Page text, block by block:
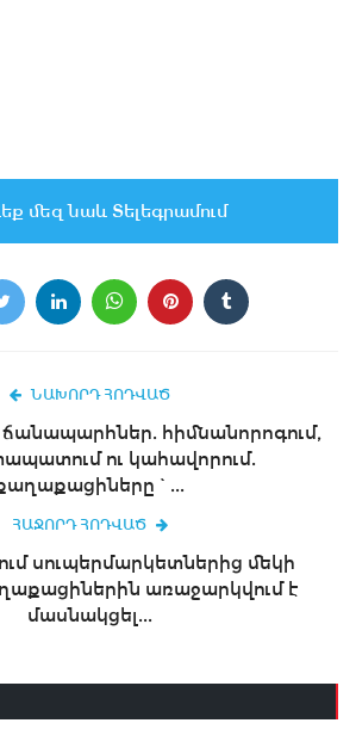
մեզ նաև Տելեգրամում
ՆԱԽՈՐԴ ՀՈԴՎԱԾ
հիմնանորոգում,
ու կահավորում.
ՀԱՋՈՐԴ ՀՈԴՎԱԾ
սուպերմարկետներից մեկի
առաջարկվում է
մասնակցել...